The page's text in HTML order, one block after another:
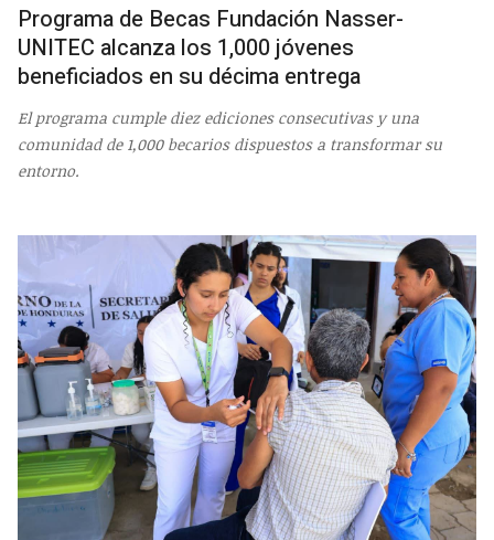
Programa de Becas Fundación Nasser-
UNITEC alcanza los 1,000 jóvenes
beneficiados en su décima entrega
El programa cumple diez ediciones consecutivas y una
comunidad de 1,000 becarios dispuestos a transformar su
entorno.